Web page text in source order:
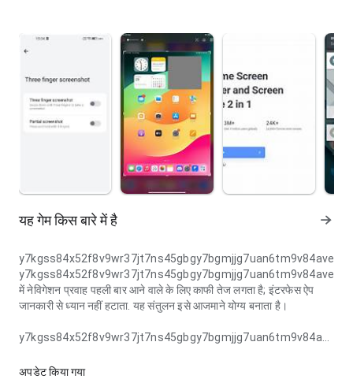
यह गेम किस बारे में है
में नेविगेशन प्रवाह पहली बार आने वाले के लिए काफी तेज लगता है; इंटरफेस ऐप
जानकारी से ध्यान नहीं हटाता. यह संतुलन इसे आजमाने योग्य बनाता है।
लगती है. पेज सामान्य ऐप पेज से बेहतर प्रभाव छोड़ता है।
अपडेट किया गया